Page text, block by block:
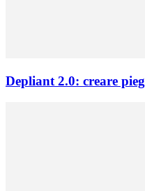
Depliant 2.0: creare